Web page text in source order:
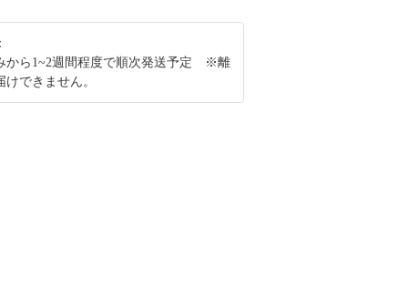
から1~2週間程度で順次発送予定 ※離
けできません。